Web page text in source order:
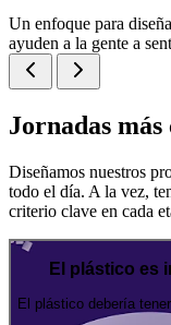
Un enfoque para
ayuden a la gente a
Jornadas
Diseñamos nuestros
todo el día. A la vez,
criterio clave en cada
El plástico es
El plástico debería